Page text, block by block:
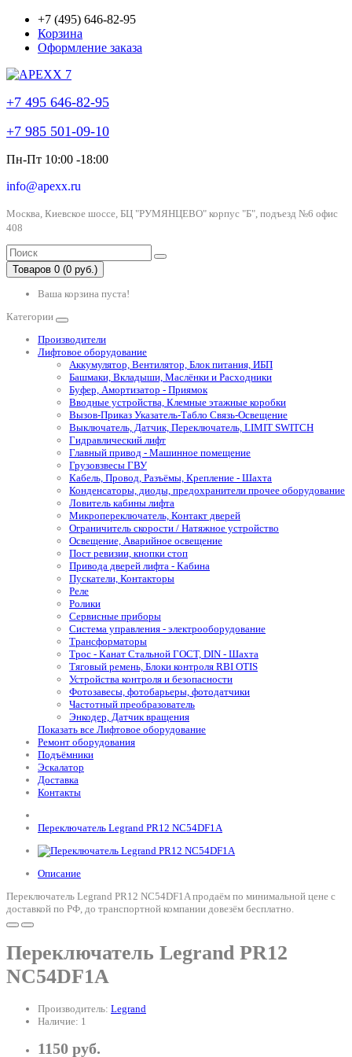
+7 (495) 646-82-95
Корзина
Оформление заказа
+7 495 646-82-95
+7 985 501-09-10
Пн-Пт 10:00 -18:00
info@apexx.ru
Москва, Киевское шоссе, БЦ "РУМЯНЦЕВО" корпус "Б", подъезд №6 офис
408
Товаров 0 (0 руб.)
Ваша корзина пуста!
Категории
Производители
Лифтовое оборудование
Аккумулятор, Вентилятор, Блок питания, ИБП
Башмаки, Вкладыши, Маслёнки и Расходники
Буфер, Амортизатор - Приямок
Вводные устройства, Клемные этажные коробки
Вызов-Приказ Указатель-Табло Связь-Освещение
Выключатель, Датчик, Переключатель, LIMIT SWITCH
Гидравлический лифт
Главный привод - Машинное помещение
Грузовзвесы ГВУ
Кабель, Провод, Разъёмы, Крепление - Шахта
Конденсаторы, диоды, предохранители прочее оборудование
Ловитель кабины лифта
Микропереключатель, Контакт дверей
Ограничитель скорости / Натяжное устройство
Освещение, Аварийное освещение
Пост ревизии, кнопки стоп
Привода дверей лифта - Кабина
Пускатели, Контакторы
Реле
Ролики
Сервисные приборы
Система управления - электрооборудование
Трансформаторы
Трос - Канат Стальной ГОСТ, DIN - Шахта
Тяговый ремень, Блоки контроля RBI OTIS
Устройства контроля и безопасности
Фотозавесы, фотобарьеры, фотодатчики
Частотный преобразователь
Энкодер, Датчик вращения
Показать все Лифтовое оборудование
Ремонт оборудования
Подъёмники
Эскалатор
Доставка
Контакты
Переключатель Legrand PR12 NC54DF1A
Описание
Переключатель Legrand PR12 NC54DF1A продаём по минимальной цене с
доставкой по РФ, до транспортной компании довезём бесплатно.
Переключатель Legrand PR12
NC54DF1A
Производитель: Legrand
Наличие: 1
1150 руб.